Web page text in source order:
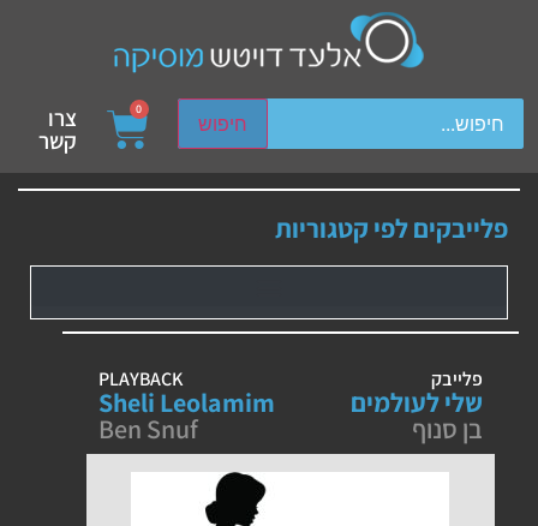
חיפוש
device users, explore by touch or with swipe gestures.
0 צרו
קשר
פלייבקים לפי קטגוריות
פלייבק
שלי לעולמים
בן סנוף
PLAYBACK
Sheli Leolamim
Ben Snuf